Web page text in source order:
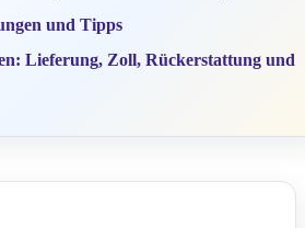
und Tipps
Lieferung, Zoll, Rückerstattung und